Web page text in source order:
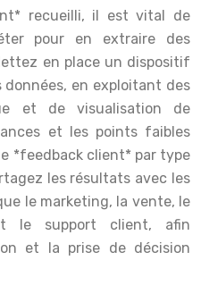
recueilli, il est vital de
pour en extraire des
en place un dispositif
données, en exploitant des
et de visualisation de
et les points faibles
*feedback client* par type
les résultats avec les
le marketing, la vente, le
le support client, afin
et la prise de décision